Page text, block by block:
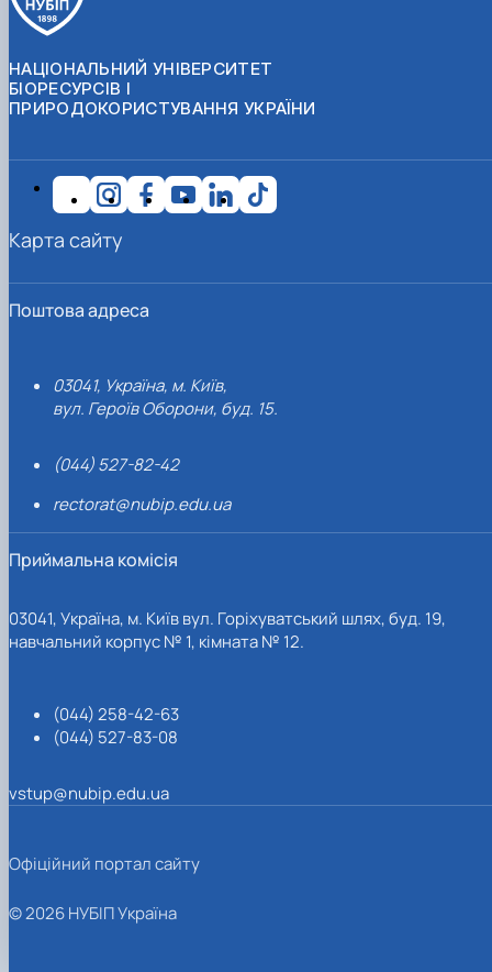
НАЦІОНАЛЬНИЙ УНІВЕРСИТЕТ
БІОРЕСУРСІВ І
ПРИРОДОКОРИСТУВАННЯ УКРАЇНИ
Поштова адреса
03041, Україна, м. Київ,
вул. Героїв Оборони, буд. 15.
(044) 527-82-42
rectorat@nubip.edu.ua
Приймальна комісія
03041, Україна, м. Київ вул. Горіхуватський шлях, буд. 19,
навчальний корпус № 1, кімната № 12.
(044) 258-42-63
(044) 527-83-08
vstup@nubip.edu.ua
Карта сайту
Офіційний портал сайту
© 2026 НУБІП Україна